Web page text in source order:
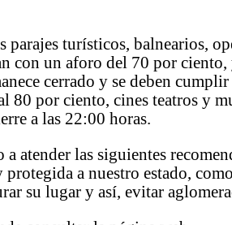
parajes turísticos, balnearios,
con un aforo del 70 por ciento,
cerrado y se deben
80 por ciento, cines teatros y
a las 22:00 horas.
atender las siguientes
protegida a nuestro estado,
su lugar y así, evitar